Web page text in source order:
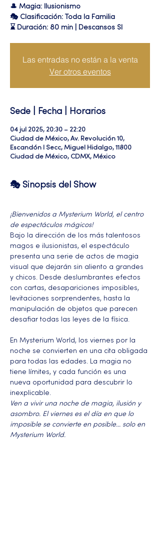
🎩 Magia: Ilusionismo
🎭 Clasificación: Toda la Familia
⌛ Duración: 80 min | Descansos SI
Las entradas no están a la venta
Ver otros eventos
Sede | Fecha | Horarios
04 jul 2025, 20:30 – 22:20
Ciudad de México, Av. Revolución 10,
Escandón I Secc, Miguel Hidalgo, 11800
Ciudad de México, CDMX, México
🎭 Sinopsis del Show
¡Bienvenidos a Mysterium World, el centro
de espectáculos mágicos!
Bajo la dirección de los más talentosos
magos e ilusionistas, el espectáculo
presenta una serie de actos de magia
visual que dejarán sin aliento a grandes
y chicos. Desde deslumbrantes efectos
con cartas, desapariciones imposibles,
levitaciones sorprendentes, hasta la
manipulación de objetos que parecen
desafiar todas las leyes de la física.
En Mysterium World, los viernes por la
noche se convierten en una cita obligada
para todas las edades. La magia no
tiene límites, y cada función es una
nueva oportunidad para descubrir lo
inexplicable.
Ven a vivir una noche de magia, ilusión y
asombro. El viernes es el día en que lo
imposible se convierte en posible... solo en
Mysterium World.